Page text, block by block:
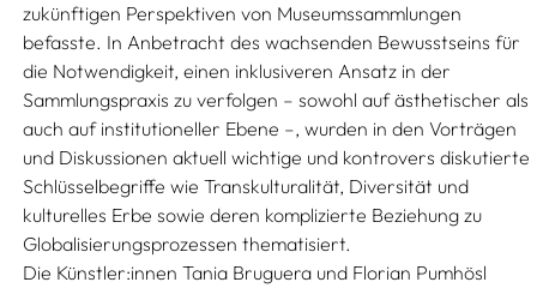
zukünftigen Perspektiven von Museumssammlungen
befasste. In Anbetracht des wachsenden Bewusstseins für
die Notwendigkeit, einen inklusiveren Ansatz in der
Sammlungspraxis zu verfolgen – sowohl auf ästhetischer als
auch auf institutioneller Ebene –, wurden in den Vorträgen
und Diskussionen aktuell wichtige und kontrovers diskutierte
Schlüsselbegriffe wie Transkulturalität, Diversität und
kulturelles Erbe sowie deren komplizierte Beziehung zu
Globalisierungsprozessen thematisiert.
Die Künstler:innen Tania Bruguera und Florian Pumhösl